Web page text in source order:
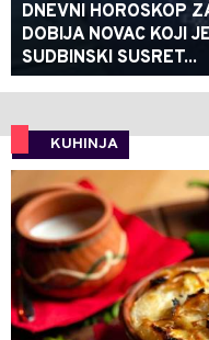
DNEVNI HOROSKOP
DOBIJA NOVAC KOJI
SUDBINSKI SUSRET...
KUHINJA